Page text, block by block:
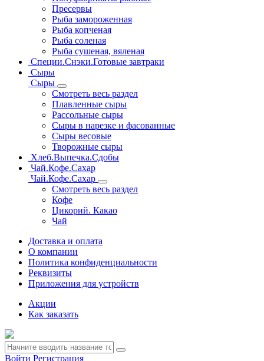
Пресервы
Рыба замороженная
Рыба копченая
Рыба соленая
Рыба сушеная, вяленая
Специи.Снэки.Готовые завтраки
Сыры
Сыры
Смотреть весь раздел
Плавленные сыры
Рассольные сыры
Сыры в нарезке и фасованные
Сыры весовые
Творожные сыры
Хлеб.Выпечка.Сдобы
Чай.Кофе.Сахар
Чай.Кофе.Сахар
Смотреть весь раздел
Кофе
Цикорий. Какао
Чай
Доставка и оплата
О компании
Политика конфиденциальности
Реквизиты
Приложения для устройств
Акции
Как заказать
Войти Регистрация